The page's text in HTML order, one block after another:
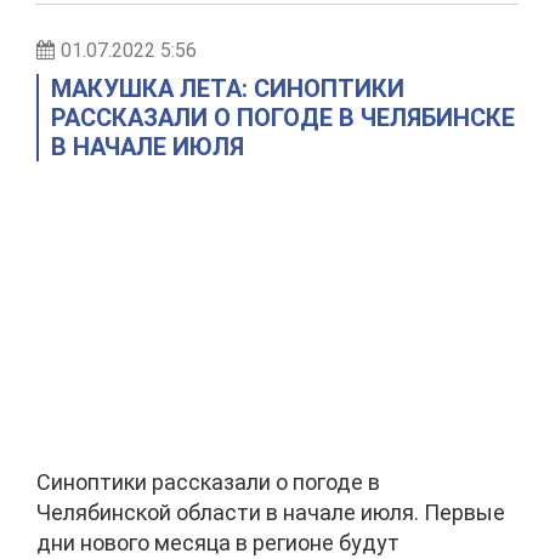
01.07.2022 5:56
МАКУШКА ЛЕТА: СИНОПТИКИ
РАССКАЗАЛИ О ПОГОДЕ В ЧЕЛЯБИНСКЕ
В НАЧАЛЕ ИЮЛЯ
Синоптики рассказали о погоде в
Челябинской области в начале июля. Первые
дни нового месяца в регионе будут